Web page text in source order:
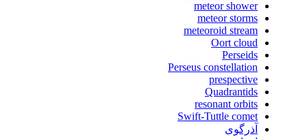
meteor shower
meteor storms
meteoroid stream
Oort cloud
Perseids
Perseus constellation
prespective
Quadrantids
resonant orbits
Swift-Tuttle comet
آذرگوی